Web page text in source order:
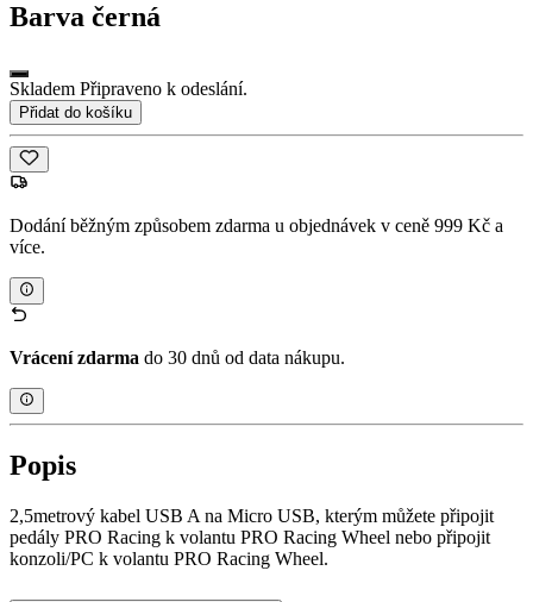
Barva černá
Skladem Připraveno k odeslání.
Přidat do košíku
Dodání běžným způsobem zdarma u objednávek v ceně 999 Kč a
více.
Vrácení zdarma do 30 dnů od data nákupu.
Popis
2,5metrový kabel USB A na Micro USB, kterým můžete připojit
pedály PRO Racing k volantu PRO Racing Wheel nebo připojit
konzoli/PC k volantu PRO Racing Wheel.